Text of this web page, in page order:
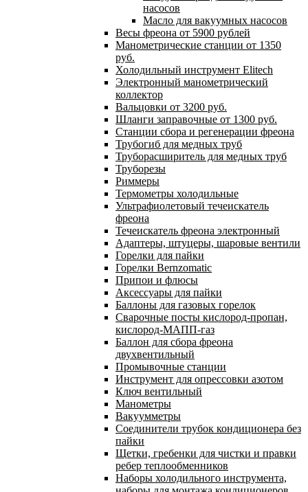
насосов
Масло для вакуумных насосов
Весы фреона от 5900 рублей
Манометрические станции от 1350
руб.
Холодильный инструмент Elitech
Электронный манометрический
коллектор
Вальцовки от 3200 руб.
Шланги заправочные от 1300 руб.
Станции сбора и регенерации фреона
Трубогиб для медных труб
Труборасширитель для медных труб
Труборезы
Риммеры
Термометры холодильные
Ультрафиолетовый течеискатель
фреона
Течеискатель фреона электронный
Адаптеры, штуцеры, шаровые вентили
Горелки для пайки
Горелки Bernzomatic
Припои и флюсы
Аксессуары для пайки
Баллоны для газовых горелок
Сварочные посты кислород-пропан,
кислород-МАПП-газ
Баллон для сбора фреона
двухвентильный
Промывочные станции
Инструмент для опрессовки азотом
Ключ вентильный
Манометры
Вакуумметры
Соединители трубок кондиционера без
пайки
Щетки, гребенки для чистки и правки
ребер теплообменников
Наборы холодильного инструмента,